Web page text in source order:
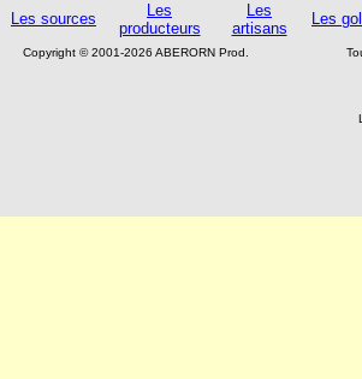
Les sources
Les
producteurs
Les
artisans
Les
Copyright © 2001-2026 ABERORN Prod.